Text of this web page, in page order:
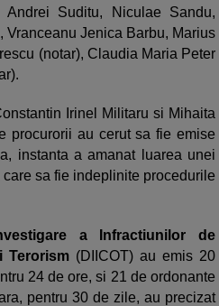
Andrei Suditu, Niculae Sandu,
Vranceanu Jenica Barbu, Marius
(notar), Claudia Maria Peter
Irinel Militaru si Mihaita
procurorii au cerut sa fie emise
instanta a amanat luarea unei
sa fie indeplinite procedurile
a Infractiunilor de
Terorism (DIICOT) au emis 20
24 de ore, si 21 de ordonante
pentru 30 de zile, au precizat